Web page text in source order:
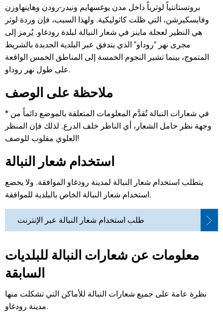
بروتستانتياً لوثرياً داخل مدن يوغسهايم ونيدر-رودن وهاينهاوزن
وفايسكيرشن، التي ظلت كاثوليكية. ولهذا السبب، فإن وردة لوثر
هي النظير لعجلة ماينز في شعار النبالة لبلدة رودغاو. يُرمز إلى
مجرى نهر "روداو" الذي يتدفق عبر البلدية الجديدة بالشريط
المتموج، بينما تشير النجوم الخمسة إلى المناطق الخمس الواقعة
على طول نهر روداو.
ملاحظة على الوصف
* في شعارات النبالة تُقدَّم المعلومات المتعلقة بالموضع دائماً من
وجهة نظر حامل الشعار، أي الناظر خلف الدرع. لذلك فإن المنظر
العلوي مقلوب للوصف!
استخدام شعار النبالة
يتطلب استخدام شعار النبالة لمدينة رودغاو الموافقة. ولا يخضع
استخدام شعار النبالة الخاص بالبلدية للموافقة.
طلب استخدام شعار النبالة عبر الإنترنت
معلومات عن شعارات النبالة للبلديات
السابقة
نظرة عامة على جميع شعارات النبالة للأماكن التي تشكلت منها
مدينة رودغاو.